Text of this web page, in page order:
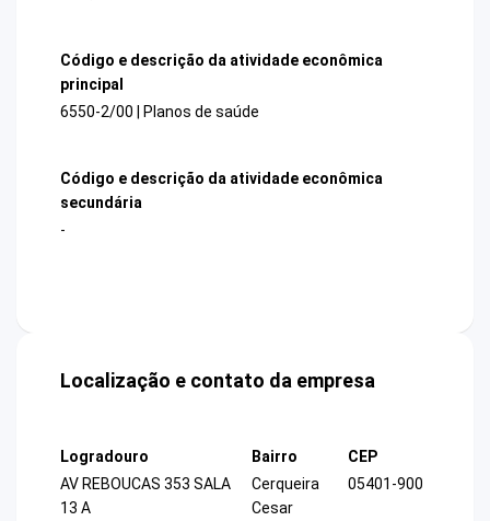
Código e descrição da atividade econômica
principal
6550-2/00 | Planos de saúde
Código e descrição da atividade econômica
secundária
-
Localização e contato da empresa
Logradouro
AV REBOUCAS 353 SALA
13 A
Bairro
Cerqueira
Cesar
CEP
05401-900